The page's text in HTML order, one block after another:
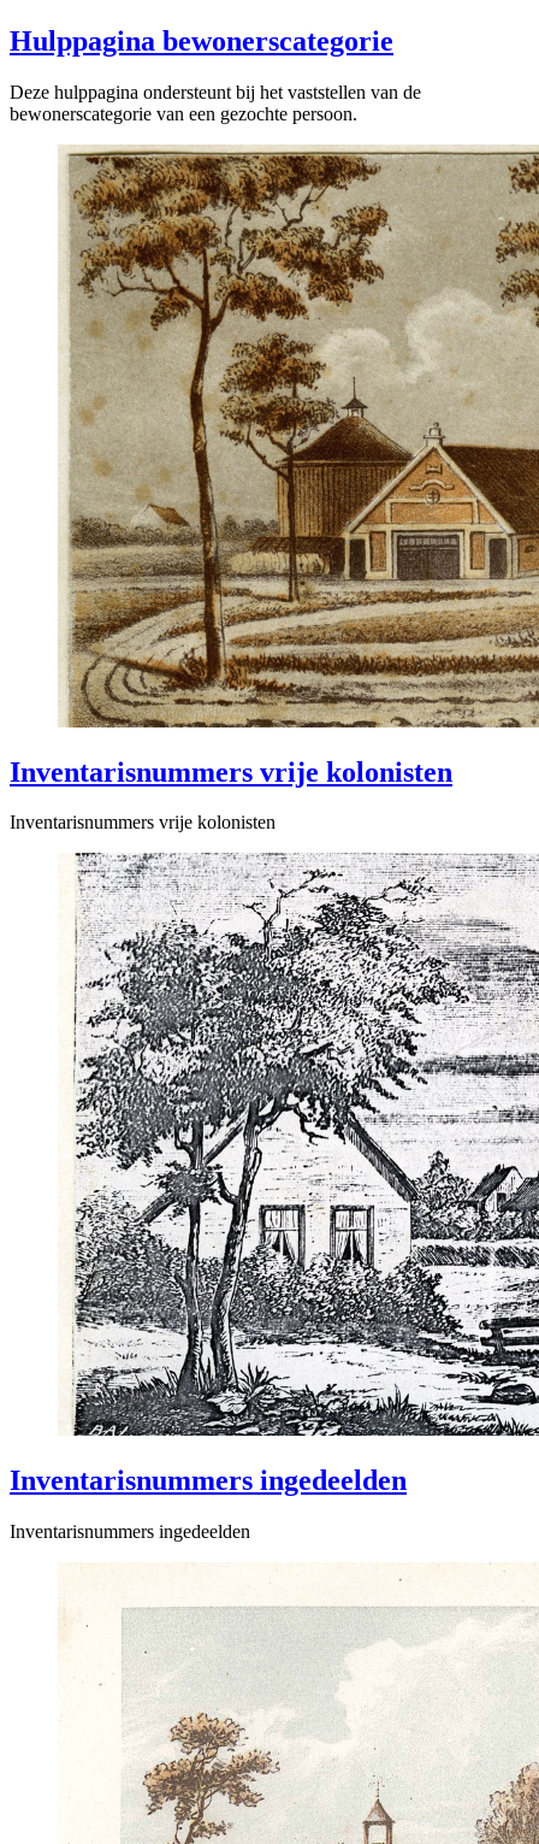
Hulppagina bewonerscategorie
Deze hulppagina ondersteunt bij het vaststellen van de
bewonerscategorie van een gezochte persoon.
Inventarisnummers vrije kolonisten
Inventarisnummers vrije kolonisten
Inventarisnummers ingedeelden
Inventarisnummers ingedeelden